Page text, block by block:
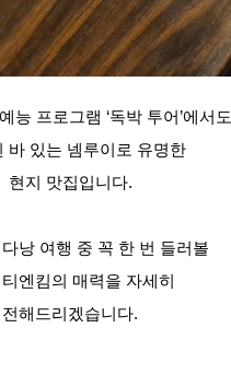
능 프로그램 ‘독박 투어’에서도
바 있는 넴루이로 유명한
현지 맛집입니다.
낭 여행 중 꼭 한 번 들러볼
엔킴의 매력을 자세히
전해드리겠습니다.